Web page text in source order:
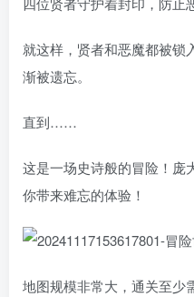
就这样，贤者和恶魔都被锁
渐被遗忘。
直到……
这是一场史诗般的冒险！庞
你带来难忘󠄹󠅀󠄪󠄢󠄡󠄦󠄞󠄧󠄣󠄞󠄢󠄡󠄧󠄞󠄡󠄣󠅬󠅅󠅃󠄵󠅂󠄪󠅗󠅥󠅕󠅣󠅤󠅬󠅄󠄹󠄽󠄵󠄪󠄢󠄠󠄢󠄦󠄝󠄠󠄨󠄝󠄠󠄦󠄐󠄠󠄦󠄪󠄣󠄩󠄪󠄠󠄢󠅬󠇓󠅰󠆀󠅄󠄹󠅄󠄱󠄹󠄻󠄵󠇓󠅰󠆁󠅄󠇕󠆔󠆚󠇗󠆗󠆁󠇗󠆭󠆁󠄐󠇗󠅹󠅸󠇖󠆍󠅳󠇖󠅹󠅰󠇖󠆌󠅹的体验！
地图规模非常大，通关至少